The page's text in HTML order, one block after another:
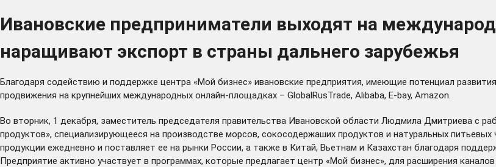
Ивановские предприниматели выходят на
наращивают экспорт в страны дальнего зарубежья
Благодаря содействию и поддержке центра «Мой бизнес» ивановские предприятия, имеющие потенциал
продвижения на крупнейших международных онлайн-площадках – GlobalRusTrade, Alibaba, E-bay, Amazon.
Во вторник, 1 декабря, заместитель председателя правительства Ивановской области Людмила Дмитриева с
продуктов», специализирующееся на производстве морсов, сокосодержаших продуктов и натуральных
продукции ежедневно и поставляет ее на рынки России, а также в Китай, Вьетнам и Казахстан благодаря
Предприятие активно участвует в программах, которые предлагает центр «Мой бизнес», для расширения